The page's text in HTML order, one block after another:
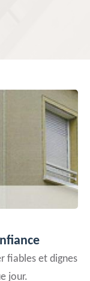
fiables et dignes
jour.